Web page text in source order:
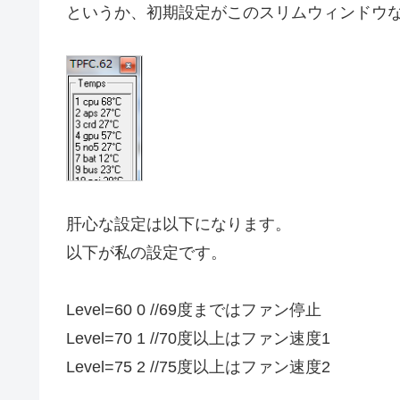
というか、初期設定がこのスリムウィンドウ
肝心な設定は以下になります。
以下が私の設定です。
Level=60 0 //69度まではファン停止
Level=70 1 //70度以上はファン速度1
Level=75 2 //75度以上はファン速度2